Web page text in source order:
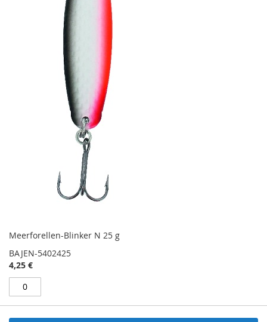
Meerforellen-Blinker N 25 g
BAJEN-5402425
4,25 €